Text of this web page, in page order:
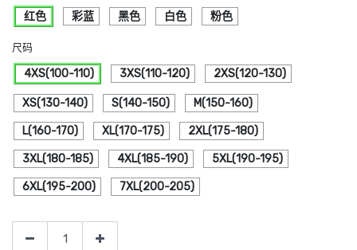
红色 彩蓝 黑色 白色 粉色
尺码
4XS(100-110) 3XS(110-120) 2XS(120-130)
XS(130-140) S(140-150) M(150-160)
L(160-170) XL(170-175) 2XL(175-180)
3XL(180-185) 4XL(185-190) 5XL(190-195)
6XL(195-200) 7XL(200-205)